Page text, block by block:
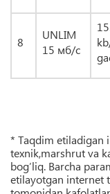
8
UNLIM
15 мб/с
* Taqdim etiladigan
texnik,marshrut va
bog’liq. Barcha
etilayotgan internet